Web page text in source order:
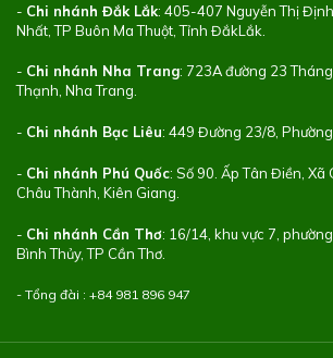
- Chi nhánh Đắk Lắk: 405-407 Nguyễn Thị
Nhất, TP Buôn Ma Thuột, Tỉnh ĐắkLắk.
- Chi nhánh Nha Trang: 723A đường 23
Thạnh, Nha Trang.
- Chi nhánh Bạc Liêu: 449 Đường 23/8, Phường
- Chi nhánh Phú Quốc: Số 90. Ấp Tân Điền, Xã
Châu Thành, Kiên Giang.
- Chi nhánh Cần Thơ: 16/14, khu vực 7,
Bình Thủy, TP Cần Thơ.
- Tổng đài : +84 981 896 947